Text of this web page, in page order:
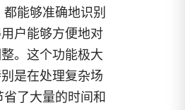
能够准确地识别
户能够方便地对
。这个功能极大
是在处理复杂场
了大量的时间和